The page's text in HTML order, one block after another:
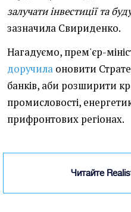
залучати інвестиції та
зазначила Свириденко.
Нагадуємо, прем'єр-
доручила оновити
банків, аби розширити
промисловості,
прифронтових регіонах.
Читайте